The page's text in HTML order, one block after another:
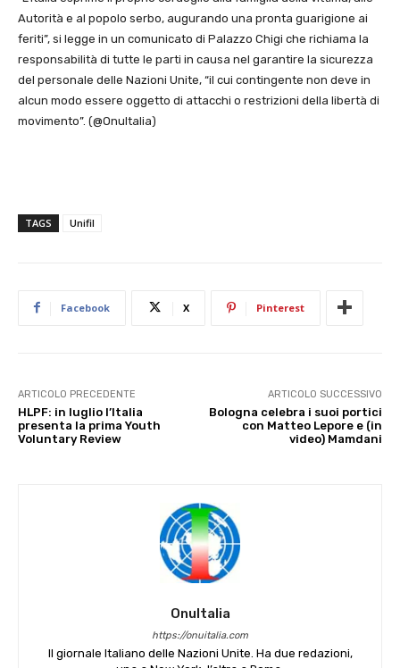
Autorità e al popolo serbo, augurando una pronta guarigione ai
feriti”, si legge in un comunicato di Palazzo Chigi che richiama la
responsabilità di tutte le parti in causa nel garantire la sicurezza
del personale delle Nazioni Unite, “il cui contingente non deve in
alcun modo essere oggetto di attacchi o restrizioni della libertà di
movimento”. (@OnuItalia)
TAGS Unifil
Facebook X Pinterest
ARTICOLO PRECEDENTE
HLPF: in luglio l’Italia
presenta la prima Youth
Voluntary Review
ARTICOLO SUCCESSIVO
Bologna celebra i suoi portici
con Matteo Lepore e (in
video) Mamdani
OnuItalia
https://onuitalia.com
Il giornale Italiano delle Nazioni Unite. Ha due redazioni,